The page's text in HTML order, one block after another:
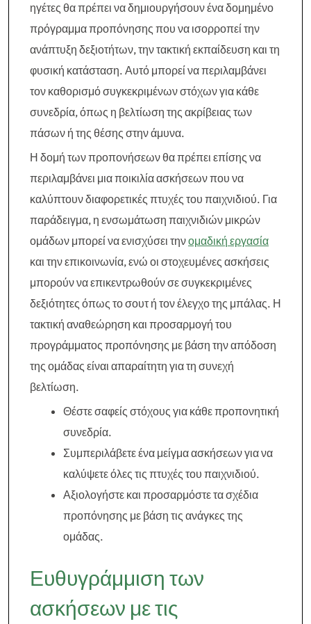
ηγέτες θα πρέπει να δημιουργήσουν ένα δομημένο
πρόγραμμα προπόνησης που να ισορροπεί την
ανάπτυξη δεξιοτήτων, την τακτική εκπαίδευση και τη
φυσική κατάσταση. Αυτό μπορεί να περιλαμβάνει
τον καθορισμό συγκεκριμένων στόχων για κάθε
συνεδρία, όπως η βελτίωση της ακρίβειας των
πάσων ή της θέσης στην άμυνα.
Η δομή των προπονήσεων θα πρέπει επίσης να
περιλαμβάνει μια ποικιλία ασκήσεων που να
καλύπτουν διαφορετικές πτυχές του παιχνιδιού. Για
παράδειγμα, η ενσωμάτωση παιχνιδιών μικρών
ομάδων μπορεί να ενισχύσει τηνομαδική εργασία
και την επικοινωνία, ενώ οι στοχευμένες ασκήσεις
μπορούν να επικεντρωθούν σε συγκεκριμένες
δεξιότητες όπως το σουτ ή τον έλεγχο της μπάλας. Η
τακτική αναθεώρηση και προσαρμογή του
προγράμματος προπόνησης με βάση την απόδοση
της ομάδας είναι απαραίτητη για τη συνεχή
βελτίωση.
Θέστε σαφείς στόχους για κάθε προπονητική
συνεδρία.
Συμπεριλάβετε ένα μείγμα ασκήσεων για να
καλύψετε όλες τις πτυχές του παιχνιδιού.
Αξιολογήστε και προσαρμόστε τα σχέδια
προπόνησης με βάση τις ανάγκες της
ομάδας.
Ευθυγράμμιση των
ασκήσεων με τις